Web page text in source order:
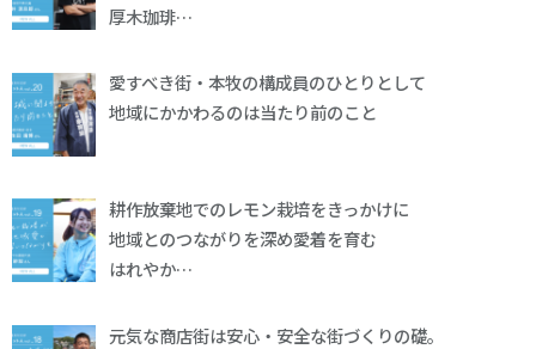
厚木珈琲…
愛すべき街・本牧の構成員のひとりとして
地域にかかわるのは当たり前のこと
耕作放棄地でのレモン栽培をきっかけに
地域とのつながりを深め愛着を育む
はれやか…
元気な商店街は安心・安全な街づくりの礎。